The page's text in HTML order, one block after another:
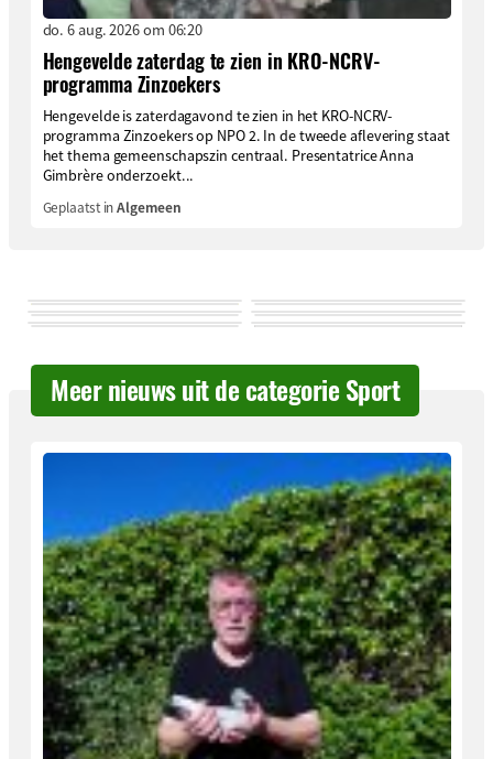
do. 6 aug. 2026 om 06:20
Hengevelde zaterdag te zien in KRO-NCRV-
programma Zinzoekers
Hengevelde is zaterdagavond te zien in het KRO-NCRV-
programma Zinzoekers op NPO 2. In de tweede aflevering staat
het thema gemeenschapszin centraal. Presentatrice Anna
Gimbrère onderzoekt...
Geplaatst inAlgemeen
Meer nieuws uit de categorie Sport